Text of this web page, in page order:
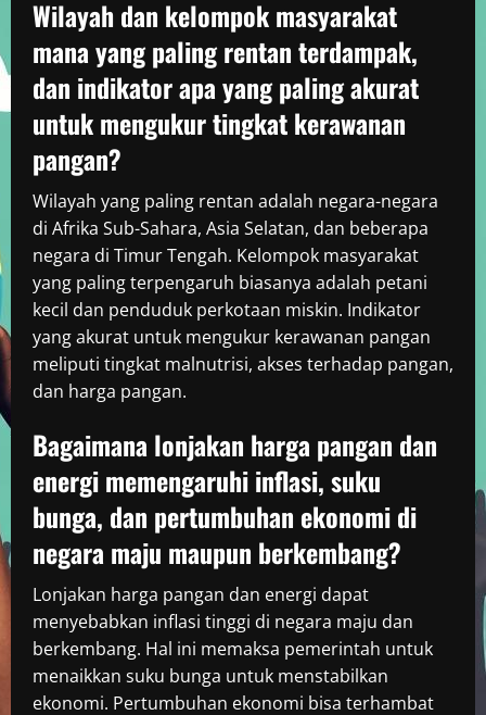
Wilayah dan kelompok masyarakat
mana yang paling rentan terdampak,
dan indikator apa yang paling akurat
untuk mengukur tingkat kerawanan
pangan?
Wilayah yang paling rentan adalah negara-negara
di Afrika Sub-Sahara, Asia Selatan, dan beberapa
negara di Timur Tengah. Kelompok masyarakat
yang paling terpengaruh biasanya adalah petani
kecil dan penduduk perkotaan miskin. Indikator
yang akurat untuk mengukur kerawanan pangan
meliputi tingkat malnutrisi, akses terhadap pangan,
dan harga pangan.
Bagaimana lonjakan harga pangan dan
energi memengaruhi inflasi, suku
bunga, dan pertumbuhan ekonomi di
negara maju maupun berkembang?
Lonjakan harga pangan dan energi dapat
menyebabkan inflasi tinggi di negara maju dan
berkembang. Hal ini memaksa pemerintah untuk
menaikkan suku bunga untuk menstabilkan
ekonomi. Pertumbuhan ekonomi bisa terhambat